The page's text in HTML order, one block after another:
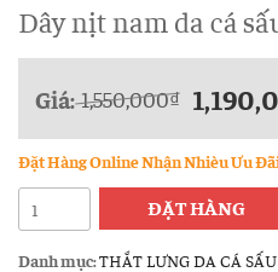
Dây nịt nam da cá
Giá: 1,550,000₫
Đặt Hàng Online Nhận Nhièu Ưu
Dây
nịt
nam
ĐẶT HÀNG
Danh mục:THẮT LƯNG DA CÁ SẤU